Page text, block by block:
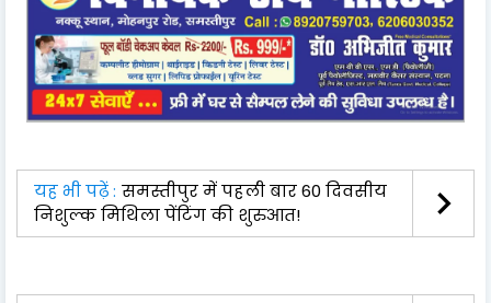
यह भी पढ़ें : समस्तीपुर में पहली बार 60 दिवसीय
निशुल्क मिथिला पेंटिंग की शुरुआत!